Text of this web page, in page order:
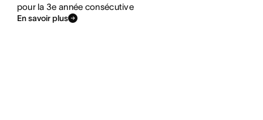
pour la 3e année consécutive
En savoir plus